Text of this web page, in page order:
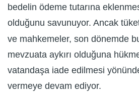
bedelin ödeme tutarına
olduğunu savunuyor. Ancak
ve mahkemeler, son dönemde
mevzuata aykırı olduğuna
vatandaşa iade edilmesi
vermeye devam ediyor.